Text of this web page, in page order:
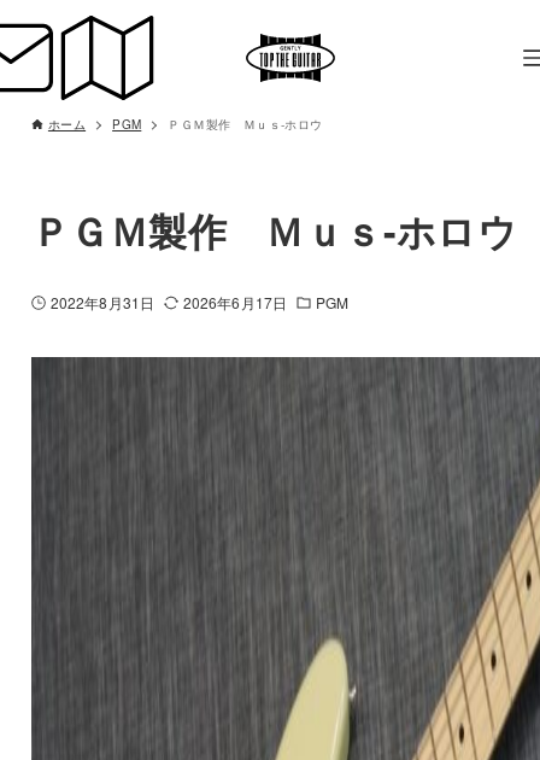
ホーム PGM ＰＧＭ製作 Ｍｕｓ-ホロウ
ＰＧＭ製作 Ｍｕｓ-ホロウ
2022年8月31日 2026年6月17日 PGM